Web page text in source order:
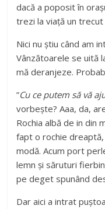
dacă a poposit în
trezi la viață un
Nici nu știu când am
Vânzătoarele se uită
mă deranjeze.
”Cu ce putem să vă
vorbește? Aaa, da,
Rochia albă de in din
fapt o rochie
modă. Acum port
lemn și săruturi
pe deget spunând
Dar aici a intrat